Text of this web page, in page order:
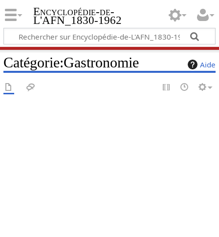
Encyclopédie-de-
L'AFN_1830-1962
Aide
Catégorie:Gastronomie